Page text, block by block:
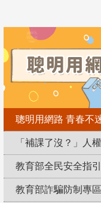
聰明用網路 青春不
「補課了沒？」人
教育部全民安全指
教育部詐騙防制專區